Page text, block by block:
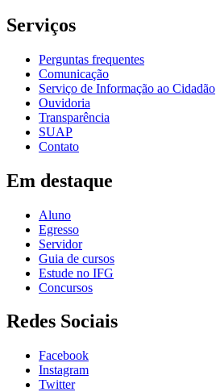
Serviços
Perguntas frequentes
Comunicação
Serviço de Informação ao Cidadão
Ouvidoria
Transparência
SUAP
Contato
Em destaque
Aluno
Egresso
Servidor
Guia de cursos
Estude no IFG
Concursos
Redes Sociais
Facebook
Instagram
Twitter